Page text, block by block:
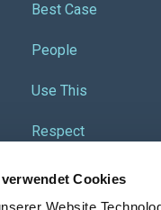
Cookies
Best Case
People
Use This
Respect